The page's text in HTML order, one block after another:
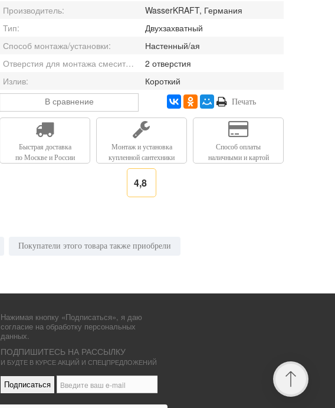
Производитель:
WasserKRAFT, Германия
Тип:
Двухзахватный
Способ монтажа/установки:
Настенный/ая
Отверстия для монтажа смесителя:
2 отверстия
Излив:
Короткий
В сравнение
Печать
Быстрая доставка
по Москве и России
Монтаж и установка
купленной сантехники
Способ оплаты
наличными и картой
4,8
Покупатели этого товара также приобрели
Нажимая кнопку «Подписаться», я даю
согласие на обработку персональных
данных.
ПОДПИШИТЕСЬ НА РАССЫЛКУ
И БУДТЕ В КУРСЕ АКЦИЙ И СПЕЦПРЕДЛОЖЕНИЙ
Подписаться